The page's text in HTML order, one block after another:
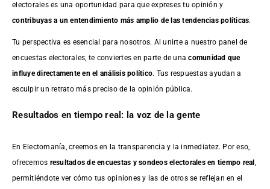
electorales es una oportunidad para que expreses tu opinión y
contribuyas a un entendimiento más amplio de las tendencias políticas.
Tu perspectiva es esencial para nosotros. Al unirte a nuestro panel de
encuestas electorales, te conviertes en parte de unacomunidad que
influye directamente en el análisis político. Tus respuestas ayudan a
esculpir un retrato más preciso de la opinión pública.
Resultados en tiempo real: la voz de la gente
En Electomanía, creemos en la transparencia y la inmediatez. Por eso,
ofrecemos resultados deencuestas y sondeos electorales en tiempo real ,
permitiéndote ver cómo tus opiniones y las de otros se reflejan en el